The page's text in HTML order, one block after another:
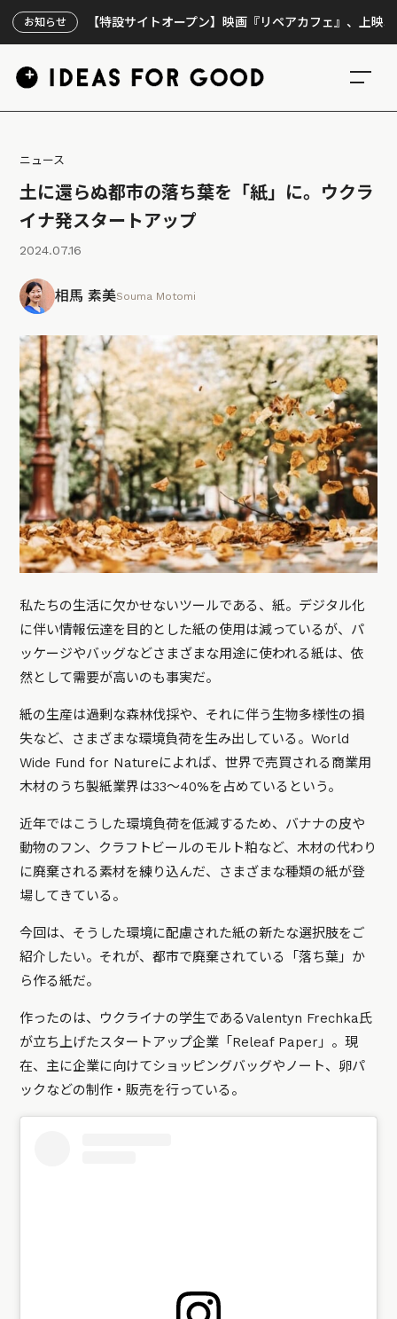
お知らせ
【特設サイトオープン】映画『リペアカフェ』、上映300回の
ニュース
土に還らぬ都市の落ち葉を「紙」に。ウクラ
イナ発スタートアップ
2024.07.16
相馬 素美Souma Motomi
私たちの生活に欠かせないツールである、紙。デジタル化
に伴い情報伝達を目的とした紙の使用は減っているが、パ
ッケージやバッグなどさまざまな用途に使われる紙は、依
然として需要が高いのも事実だ。
紙の生産は過剰な森林伐採や、それに伴う生物多様性の損
失など、さまざまな環境負荷を生み出している。World
Wide Fund for Natureによれば、世界で売買される商業用
木材のうち製紙業界は33〜40%を占めているという。
近年ではこうした環境負荷を低減するため、バナナの皮や
動物のフン、クラフトビールのモルト粕など、木材の代わり
に廃棄される素材を練り込んだ、さまざまな種類の紙が登
場してきている。
今回は、そうした環境に配慮された紙の新たな選択肢をご
紹介したい。それが、都市で廃棄されている「落ち葉」か
ら作る紙だ。
作ったのは、ウクライナの学生であるValentyn Frechka氏
が立ち上げたスタートアップ企業「Releaf Paper」。現
在、主に企業に向けてショッピングバッグやノート、卵パ
ックなどの制作・販売を行っている。